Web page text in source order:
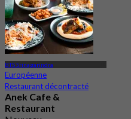
BTS Srinagarindra
Européenne
Restaurant décontracté
Anek Cafe &
Restaurant